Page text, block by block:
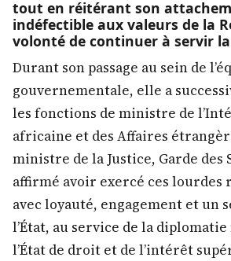
tout en réitérant son
indéfectible aux valeurs de la
volonté de continuer à servir
Durant son passage au sein de
gouvernementale, elle a
les fonctions de ministre de
africaine et des Affaires
ministre de la Justice, Garde des
affirmé avoir exercé ces lourdes
avec loyauté, engagement et un
l’État, au service de la
l’État de droit et de l’intérêt